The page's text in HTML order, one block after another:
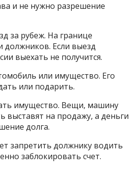
и не нужно разрешение
за рубеж. На границе
должников. Если выезд
выехать не получится.
или имущество. Его
или подарить.
имущество. Вещи, машину
выставят на продажу, а деньги
долга.
запретить должнику водить
заблокировать счет.